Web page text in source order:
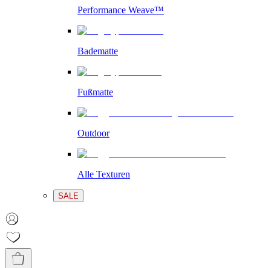
Performance Weave™
Badematte
Fußmatte
Outdoor
Alle Texturen
SALE